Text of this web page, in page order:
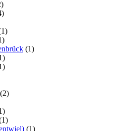
(1)
(2)
(1)